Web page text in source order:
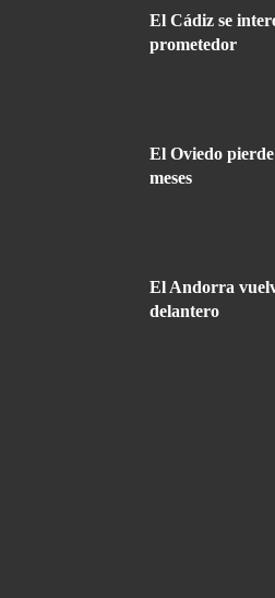
El Cádiz se
prometedor
El Oviedo
meses
El Andorra
delantero